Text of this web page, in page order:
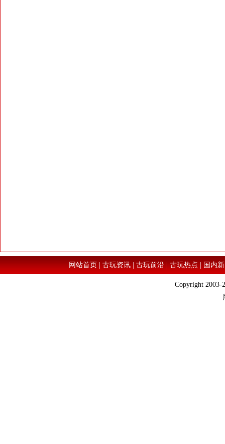
网站首页|古玩资讯|古玩前沿|古玩热点|国内
Copyright 2003-